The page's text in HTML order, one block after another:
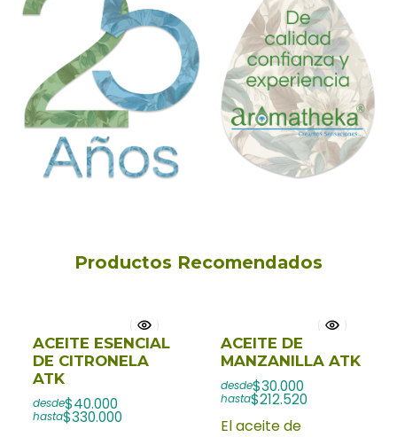
Productos Recomendados
ACEITE ESENCIAL
DE CITRONELA
ATK
desde$40.000
hasta$330.000
ACEITE DE
MANZANILLA ATK
desde$30.000
hasta$212.520
El aceite de